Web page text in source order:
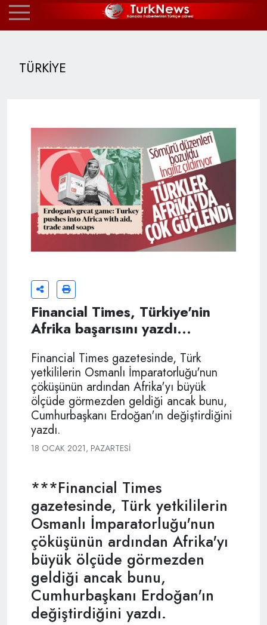
TÜRKİYE
Financial Times, Türkiye'nin
Afrika başarısını yazdı...
Financial Times gazetesinde, Türk
yetkililerin Osmanlı İmparatorluğu'nun
çöküşünün ardından Afrika'yı büyük
ölçüde görmezden geldiği ancak bunu,
Cumhurbaşkanı Erdoğan'ın değiştirdiğini
yazdı.
18 OCAK 2021, PAZARTESI
***Financial Times
gazetesinde, Türk yetkililerin
Osmanlı İmparatorluğu'nun
çöküşünün ardından Afrika'yı
büyük ölçüde görmezden
geldiği ancak bunu,
Cumhurbaşkanı Erdoğan'ın
değiştirdiğini yazdı.